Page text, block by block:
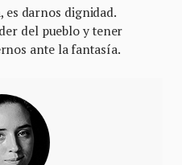
es darnos dignidad.
del pueblo y tener
ante la fantasía.